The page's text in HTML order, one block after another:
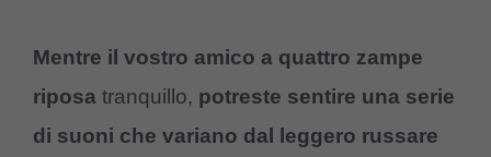
Mentre il vostro amico a quattro zampe
riposa tranquillo, potreste sentire una serie
di suoni che variano dal leggero russare